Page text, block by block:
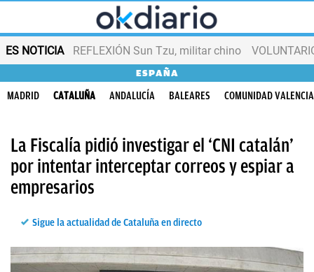
ES NOTICIA REFLEXIÓN Sun Tzu, militar chino
ESPAÑA
MADRID CATALUÑA ANDALUCÍA BALEARES COMUNIDAD
La Fiscalía pidió investigar el ‘CNI catalán’
por intentar interceptar correos y espiar a
empresarios
Sigue la actualidad de Cataluña en directo